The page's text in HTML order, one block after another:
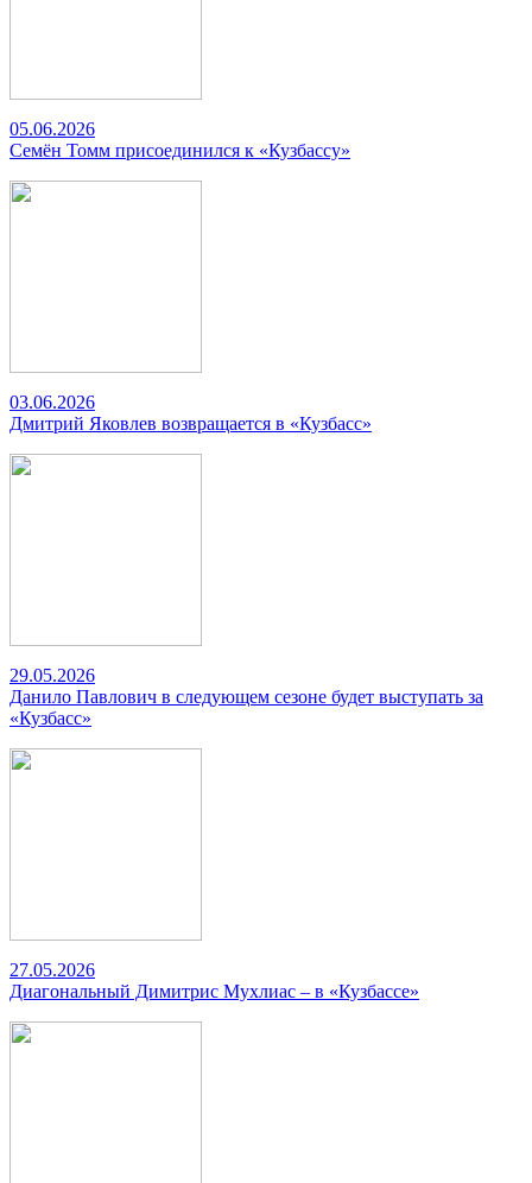
05.06.2026
Семён Томм присоединился к «Кузбассу»
03.06.2026
Дмитрий Яковлев возвращается в «Кузбасс»
29.05.2026
Данило Павлович в следующем сезоне будет выступать за
«Кузбасс»
27.05.2026
Диагональный Димитрис Мухлиас – в «Кузбассе»